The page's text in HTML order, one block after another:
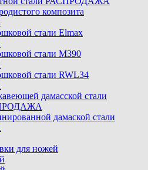
композита
стали Elmax
стали M390
стали RWL34
дамасской стали
дамаской стали
для ножей